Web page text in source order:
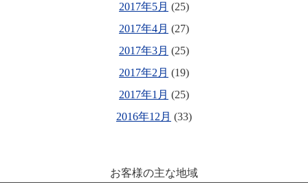
2017年5月 (25)
2017年4月 (27)
2017年3月 (25)
2017年2月 (19)
2017年1月 (25)
2016年12月 (33)
お客様の主な地域